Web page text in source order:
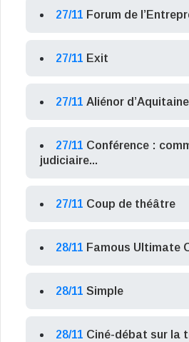
27/11 Forum de
27/11 Exit
27/11 Aliénor d’Aquitaine
27/11 Conférence :
judiciaire...
27/11 Coup de théâtre
28/11 Famous Ultimate
28/11 Simple
28/11 Ciné-débat sur la